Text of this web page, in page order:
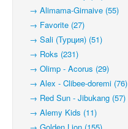
→ Alimama-Girnaive (55)
→ Favorite (27)
→ Sali (Турция) (51)
→ Roks (231)
→ Olimp - Acorus (29)
→ Alex - Clibee-doremi (76)
→ Red Sun - Jibukang (57)
→ Alemy Kids (11)